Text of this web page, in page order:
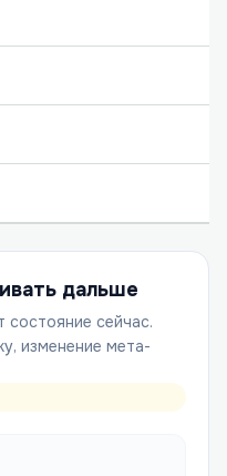
дальше
состояние сейчас.
изменение мета-